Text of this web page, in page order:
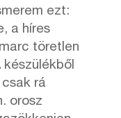
ezt:
a híres
töretlen
rá
orosz